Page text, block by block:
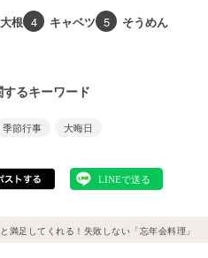
大根 4 キャベツ 5 そうめん
るキーワード
季節行事 大晦日
満足してくれる！失敗しない「忘年会料理」の